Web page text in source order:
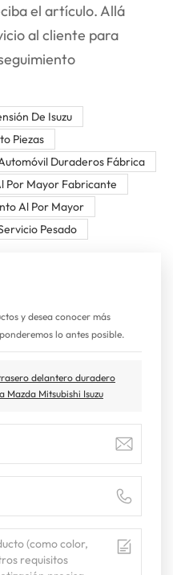
el artículo. Allá
al cliente para
De Isuzu
Piezas
Duraderos Fábrica
Por Mayor Fabricante
Al Por Mayor
Pesado
y desea conocer más
lo antes posible.
delantero duradero
Mazda Mitsubishi Isuzu